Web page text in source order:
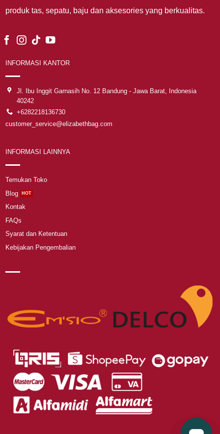
produk tas, sepatu, baju dan aksesories yang berkualitas.
INFORMASI KANTOR
Jl. Ibu Inggit Garnasih No. 12 Bandung - Jawa Barat, Indonesia
40242
+6282218136730
customer_service@elizabethbag.com
INFORMASI LAINNYA
Temukan Toko
Blog
Kontak
FAQs
Syarat dan Ketentuan
Kebijakan Pengembalian